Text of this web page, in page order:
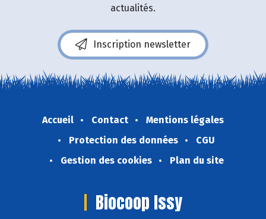
actualités.
Inscription newsletter
Accueil Contact
Mentions légales
Protection des données
CGU
Gestion des cookies
Plan du site
Biocoop Issy